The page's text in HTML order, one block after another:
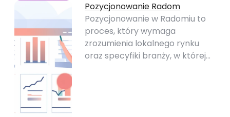
Pozycjonowanie Radom
Pozycjonowanie w Radomiu to
proces, który wymaga
zrozumienia lokalnego rynku
oraz specyfiki branży, w której…